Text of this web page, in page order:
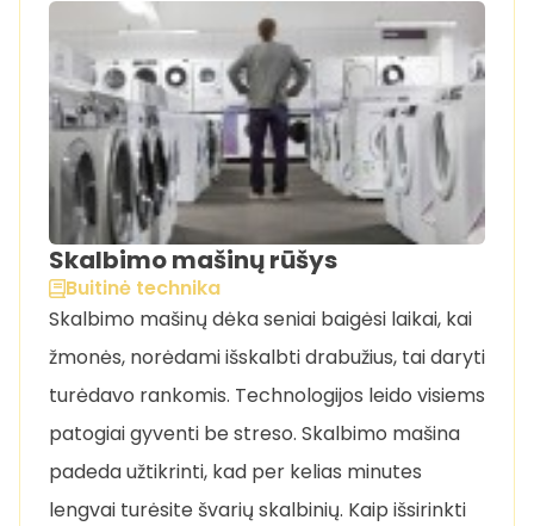
Skalbimo mašinų rūšys
Buitinė technika
Skalbimo mašinų dėka seniai baigėsi laikai, kai
žmonės, norėdami išskalbti drabužius, tai daryti
turėdavo rankomis. Technologijos leido visiems
patogiai gyventi be streso. Skalbimo mašina
padeda užtikrinti, kad per kelias minutes
lengvai turėsite švarių skalbinių. Kaip išsirinkti